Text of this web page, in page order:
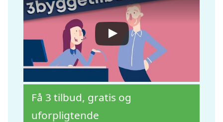
Få 3 tilbud, gratis og
uforpligtende